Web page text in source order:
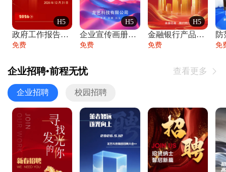
H5
政府工作报告政府年终工作总结
免费
H5
企业宣传画册公司简介产品介绍业务宣传手册
免费
H5
金融银行产品宣传手册企业宣传产品介绍
免费
防
免
企业招聘•前程无忧 查看更多 
企业招聘 校园招聘